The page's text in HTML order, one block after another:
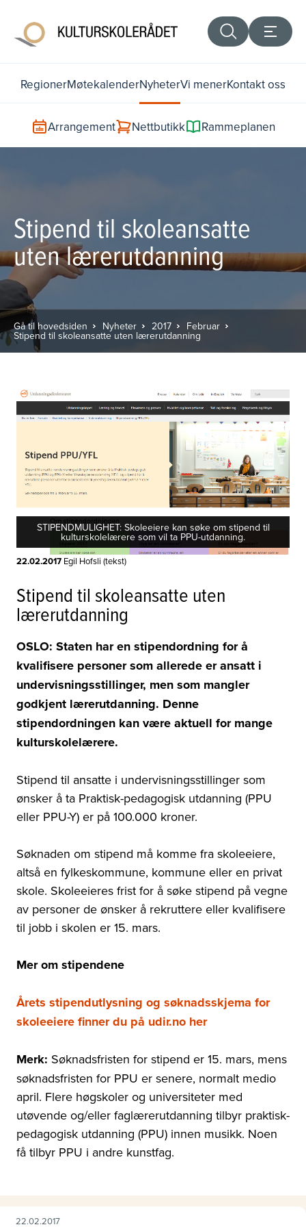
RegionerMøtekalenderNyheterVi menerKontakt oss
Arrangement Nettbutikk Rammeplanen
Stipend til skoleansatte
uten lærerutdanning
Gå til hovedsiden Nyheter 2017 Februar
Stipend til skoleansatte uten lærerutdanning
STIPENDMULIGHET: Skoleeiere kan søke om stipend til
kulturskolelærere som vil ta PPU-utdanning.
22.02.2017 Egil Hofsli (tekst)
Stipend til skoleansatte uten
lærerutdanning
OSLO: Staten har en stipendordning for å
kvalifisere personer som allerede er ansatt i
undervisningsstillinger, men som mangler
godkjent lærerutdanning. Denne
stipendordningen kan være aktuell for mange
kulturskolelærere.
Stipend til ansatte i undervisningsstillinger som
ønsker å ta Praktisk-pedagogisk utdanning (PPU
eller PPU-Y) er på 100.000 kroner.
Søknaden om stipend må komme fra skoleeiere,
altså en fylkeskommune, kommune eller en privat
skole. Skoleeieres frist for å søke stipend på vegne
av personer de ønsker å rekruttere eller kvalifisere
til jobb i skolen er 15. mars.
Mer om stipendene
Årets stipendutlysning og søknadsskjema for
skoleeiere finner du på udir.no her
Merk: Søknadsfristen for stipend er 15. mars, mens
søknadsfristen for PPU er senere, normalt medio
april. Flere høgskoler og universiteter med
utøvende og/eller faglærerutdanning tilbyr praktisk-
pedagogisk utdanning (PPU) innen musikk. Noen
få tilbyr PPU i andre kunstfag.
22.02.2017